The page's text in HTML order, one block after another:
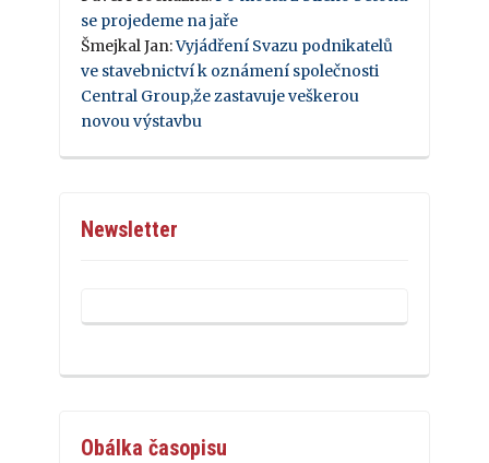
se projedeme na jaře
Šmejkal Jan:Vyjádření Svazu podnikatelů
ve stavebnictví k oznámení společnosti
Central Group,že zastavuje veškerou
novou výstavbu
Newsletter
Obálka časopisu